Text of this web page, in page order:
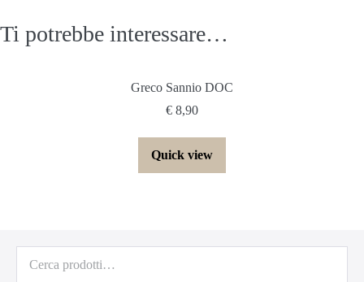
Ti potrebbe interessare…
Greco Sannio DOC
€ 8,90
Quick view